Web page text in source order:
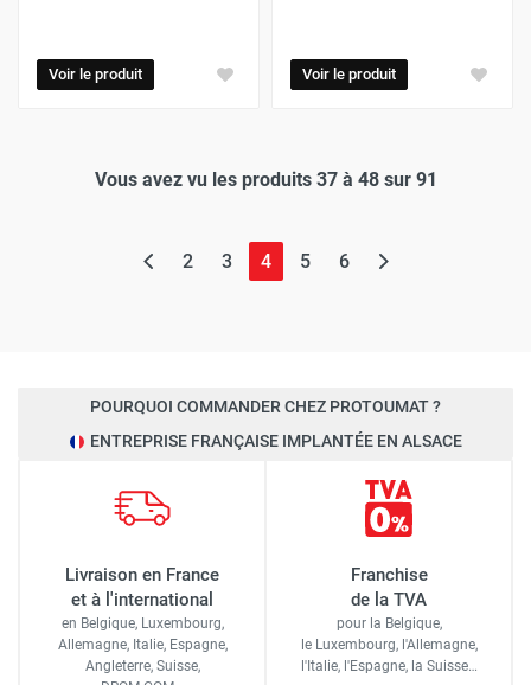
Voir le produit Voir le produit
Vous avez vu les produits 37 à 48 sur 91
2 3 4(page actuelle)
5 6
POURQUOI COMMANDER CHEZ PROTOUMAT ?
ENTREPRISE FRANÇAISE IMPLANTÉE EN ALSACE
Livraison en France
et à l'international
en Belgique, Luxembourg,
Allemagne, Italie, Espagne,
Angleterre, Suisse,
Franchise
de la TVA
pour la Belgique,
le Luxembourg, l'Allemagne,
l'Italie, l'Espagne, la Suisse…